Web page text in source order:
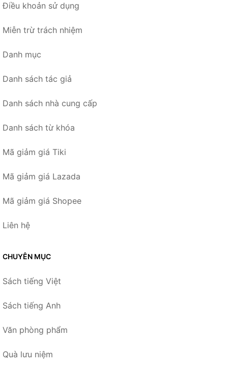
Điều khoản sử dụng
Miễn trừ trách nhiệm
Danh mục
Danh sách tác giả
Danh sách nhà cung cấp
Danh sách từ khóa
Mã giảm giá Tiki
Mã giảm giá Lazada
Mã giảm giá Shopee
Liên hệ
CHUYÊN MỤC
Sách tiếng Việt
Sách tiếng Anh
Văn phòng phẩm
Quà lưu niệm